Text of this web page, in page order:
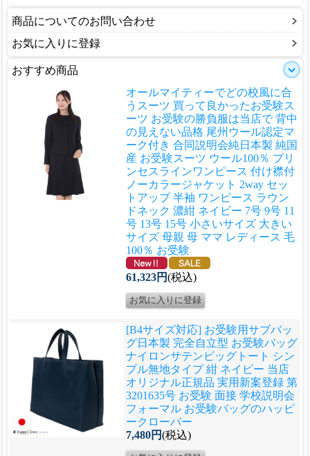
商品についてのお問い合わせ
お気に入りに登録
おすすめ商品
オールマイティーでどの校風に合
うスーツ 買って良かったお受験ス
ーツ お受験の勝負服は当店で 背中
の見えない品格 尾州ウール認定マ
ーク付き 合同説明会純日本製 純国
産 お受験スーツ ウール100％ プリ
ンセスラインワンピース 付け襟付
ノーカラージャケット 2way セッ
トアップ 半袖 ワンピース ラウン
ドネック 濃紺 ネイビー 7号 9号 11
号 13号 15号 小さいサイズ 大きい
サイズ 母親 母 ママ レディース 毛
100％ お受験
61,323円(税込)
[B4サイズ対応] お受験用サブバッ
グ日本製 完全自立型 お受験バッグ
ナイロンサテンビッグトート シン
プル無地タイプ 紺 ネイビー 当店
オリジナル正規品 実用新案登録 第
3201635号 お受験 面接 学校説明会
フォーマル お受験バッグのハッピ
ークローバー
7,480円(税込)